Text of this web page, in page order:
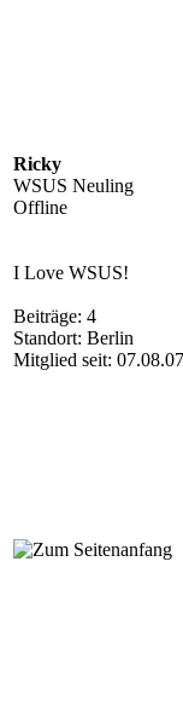
Ricky
WSUS Neuling
Offline
I Love WSUS!
Beiträge: 4
Standort: Berlin
Mitglied seit: 07.08.07